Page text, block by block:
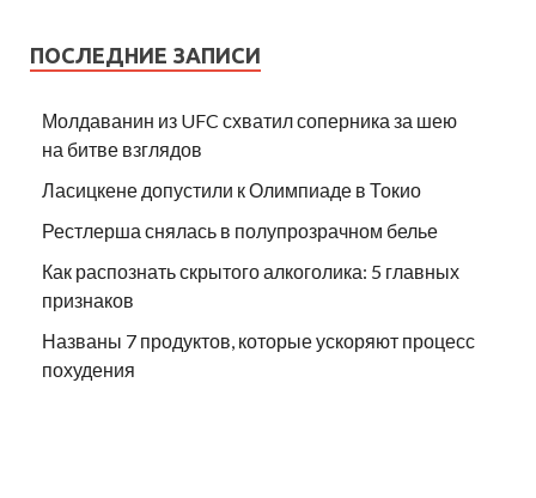
ПОСЛЕДНИЕ ЗАПИСИ
Молдаванин из UFC схватил соперника за шею
на битве взглядов
Ласицкене допустили к Олимпиаде в Токио
Рестлерша снялась в полупрозрачном белье
Как распознать скрытого алкоголика: 5 главных
признаков
Названы 7 продуктов, которые ускоряют процесс
похудения